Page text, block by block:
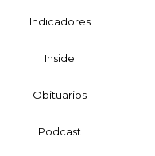
Indicadores
Inside
Obituarios
Podcast